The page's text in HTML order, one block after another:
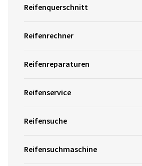
Reifenquerschnitt
Reifenrechner
Reifenreparaturen
Reifenservice
Reifensuche
Reifensuchmaschine